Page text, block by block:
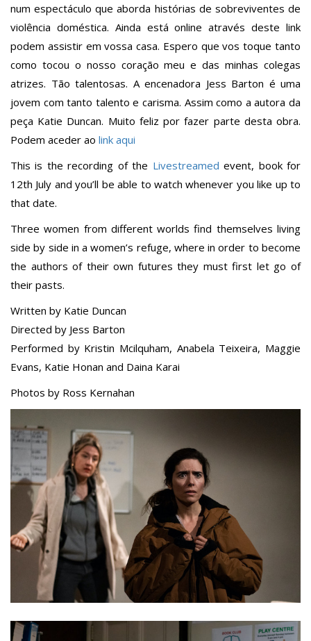
num espectáculo que aborda histórias de sobreviventes de
violência doméstica. Ainda está online através deste link
podem assistir em vossa casa. Espero que vos toque tanto
como tocou o nosso coração meu e das minhas colegas
atrizes. Tão talentosas. A encenadora Jess Barton é uma
jovem com tanto talento e carisma. Assim como a autora da
peça Katie Duncan. Muito feliz por fazer parte desta obra.
Podem aceder ao link aqui
This is the recording of the Livestreamed event, book for
12th July and you’ll be able to watch whenever you like up to
that date.
Three women from different worlds find themselves living
side by side in a women’s refuge, where in order to become
the authors of their own futures they must first let go of
their pasts.
Written by Katie Duncan
Directed by Jess Barton
Performed by Kristin Mcilquham, Anabela Teixeira, Maggie
Evans, Katie Honan and Daina Karai
Photos by Ross Kernahan